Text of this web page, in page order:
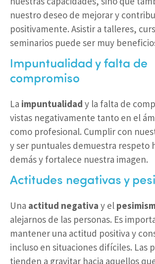
nuestro deseo de mejorar y
positivamente. Asistir a talleres,
seminarios puede ser muy
Impuntualidad y falta de
compromiso
La impuntualidad y la falta de
vistas negativamente tanto en el
como profesional. Cumplir con
y ser puntuales demuestra respeto
demás y fortalece nuestra imagen.
Actitudes negativas y
Una actitud negativa y el
alejarnos de las personas. Es
mantener una actitud positiva y
incluso en situaciones difíciles. Las
tienden a gravitar hacia aquellos